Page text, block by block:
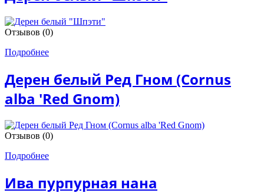
Отзывов (0)
Подробнее
Дерен белый Ред Гном (Cornus
alba 'Red Gnom)
Отзывов (0)
Подробнее
Ива пурпурная нана